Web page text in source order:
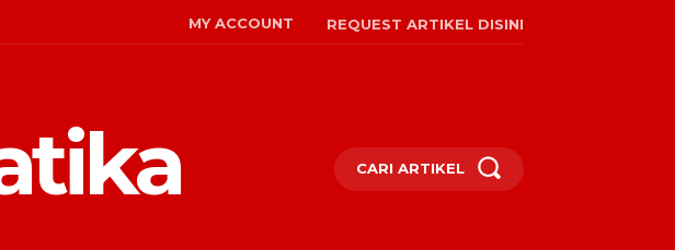
MY ACCOUNT REQUEST ARTIKEL DISINI
CARI ARTIKEL